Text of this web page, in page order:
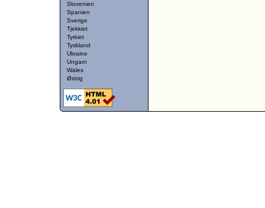
Slovenien
Spanien
Sverige
Tjekkiet
Tyrkiet
Tyskland
Ukraine
Ungarn
Wales
Østrig